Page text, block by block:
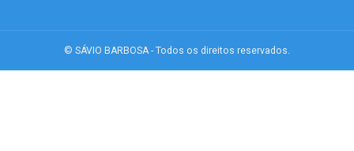
© SÁVIO BARBOSA - Todos os direitos reservados.